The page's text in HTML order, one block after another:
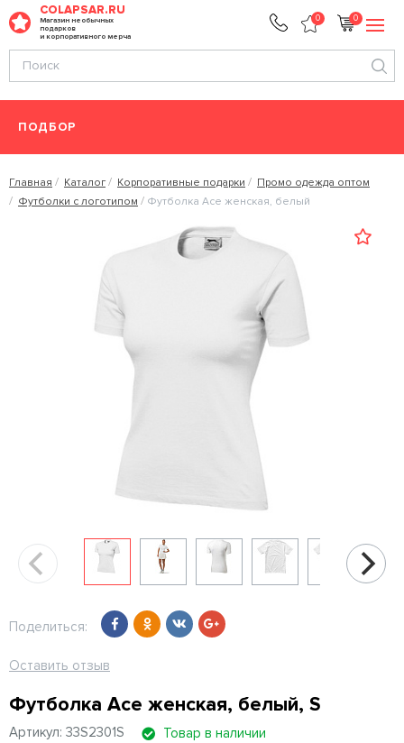
COLAPSAR.RU
Магазин необычных
подарков
и корпоративного мерча
0 0
ПОДБОР
Главная Каталог Корпоративные подарки
Промо одежда оптом
Футболки с логотипом
Футболка Ace женская, белый
Поделиться:
Оставить отзыв
Футболка Ace женская, белый, S
Артикул: 33S2301S Товар в наличии